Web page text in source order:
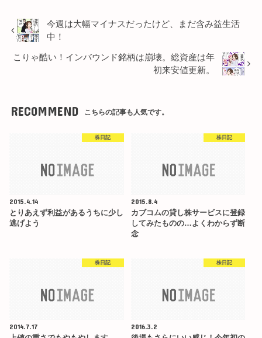
今週は大幅マイナスだったけど、まだ含み益生活
中！
こりゃ酷い！インバウンド銘柄は崩壊。総資産は年
初来安値更新。
RECOMMEND こちらの記事も人気です。
株日記
2015.4.14
とりあえず利益があるうちに少し
逃げよう
株日記
2015.8.4
カブコムの貸し株サービスに登録
してみたものの…よくわからず断
念
株日記
2014.7.17
株日記
2016.3.2